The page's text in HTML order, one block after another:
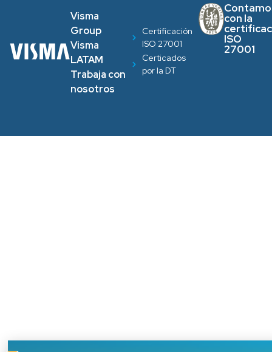
Visma
Group
Visma
LATAM
Trabaja con
nosotros
Certificación
ISO 27001
Certicados
por la DT
con la
ISO
27001